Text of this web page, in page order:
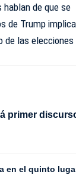
de que se
de Trump
de las elecciones
primer
en el quinto